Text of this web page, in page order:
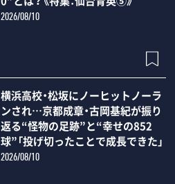
2026/08/10
横浜高校・松坂にノーヒットノーラ
ンされ…京都成章・古岡基紀が振り
返る“怪物の足跡”と“幸せの852
球”「投げ切ったことで成長できた」
2026/08/10